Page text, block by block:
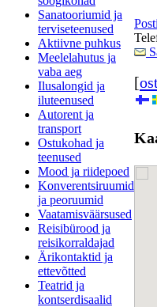
Sanatooriumid ja
terviseteenused
Aktiivne puhkus
Meelelahutus ja
vaba aeg
Ilusalongid ja
iluteenused
Autorent ja
transport
Ostukohad ja
teenused
Mood ja riidepoed
Konverentsiruumid
ja peoruumid
Vaatamisväärsused
Reisibürood ja
reisikorraldajad
Ärikontaktid ja
ettevõtted
Teatrid ja
kontserdisaalid
[